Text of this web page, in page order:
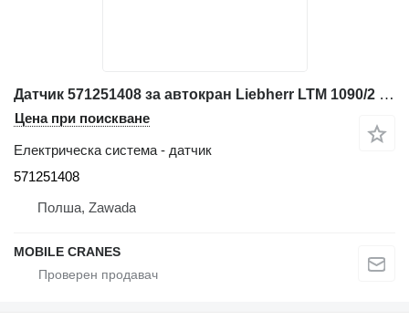
Датчик 571251408 за автокран Liebherr LTM 1090/2 , LTM 1120/1, LTM 1160/2
Цена при поискване
Електрическа система - датчик
571251408
Полша, Zawada
MOBILE CRANES